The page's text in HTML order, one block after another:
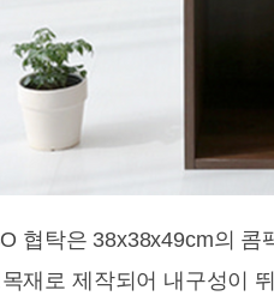
협탁은 38x38x49cm의
재로 제작되어 내구성이